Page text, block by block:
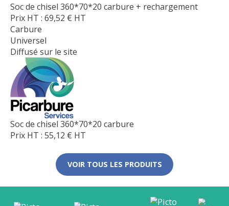
Soc de chisel 360*70*20 carbure + rechargement
Prix HT : 69,52 € HT
Carbure
Universel
Diffusé sur le site
Soc de chisel 360*70*20 carbure
Prix HT : 55,12 € HT
VOIR TOUS LES PRODUITS